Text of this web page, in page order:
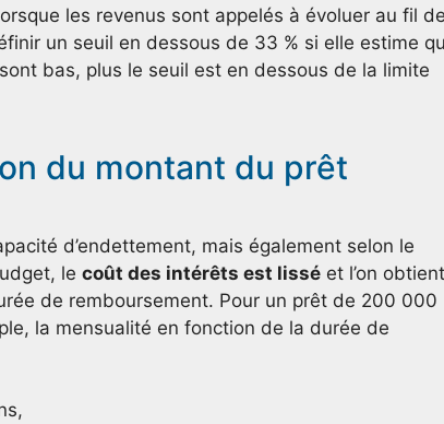
les revenus sont appelés à évoluer au fil
un seuil en dessous de 33 % si elle estime
bas, plus le seuil est en dessous de la limite
du montant du prêt
d’endettement, mais également selon le
le coût des intérêts est lissé et l’on obtient
de remboursement. Pour un prêt de 200 000
la mensualité en fonction de la durée de